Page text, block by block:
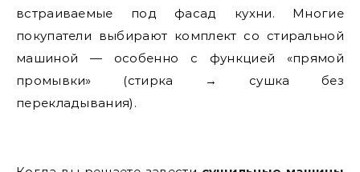
встраиваемые под фасад кухни. Многие
покупатели выбирают комплект со стиральной
машиной — особенно с функцией «прямой
промывки» (стирка → сушка без
перекладывания).